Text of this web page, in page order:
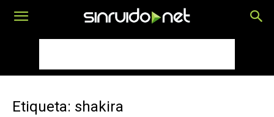
Etiqueta: shakira